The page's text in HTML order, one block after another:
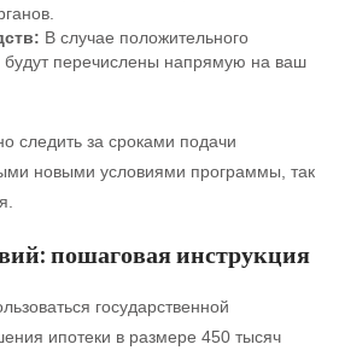
В случае положительного
будут перечислены напрямую на ваш
следить за сроками подачи
новыми условиями программы, так
пошаговая инструкция
государственной
ипотеки в размере 450 тысяч